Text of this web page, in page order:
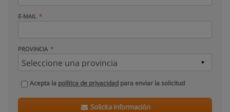
E-MAIL
PROVINCIA
Acepta la política de privacidad para enviar la solicitud
Solicita información